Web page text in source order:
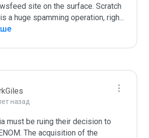
site on the surface. Scratch
a huge spamming operation, righ...
назад
must be ruing their decision to
The acquisition of the